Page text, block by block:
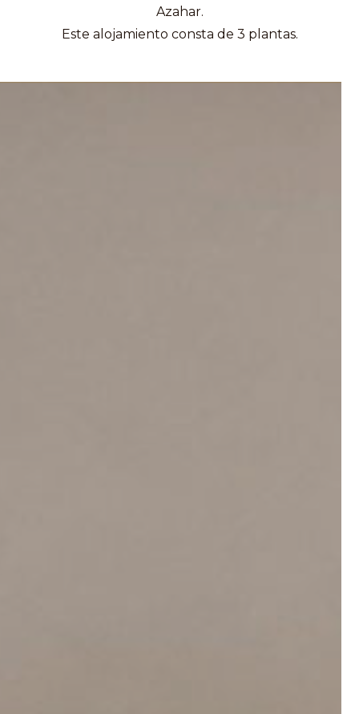
Azahar.
Este alojamiento consta de 3 plantas.